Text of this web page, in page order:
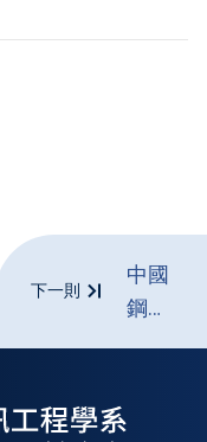
下一則
中國
鋼鐵